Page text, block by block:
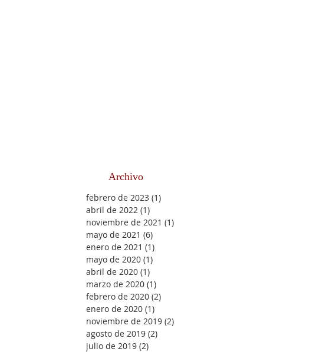
Archivo
febrero de 2023 (1)
abril de 2022 (1)
noviembre de 2021 (1)
mayo de 2021 (6)
enero de 2021 (1)
mayo de 2020 (1)
abril de 2020 (1)
marzo de 2020 (1)
febrero de 2020 (2)
enero de 2020 (1)
noviembre de 2019 (2)
agosto de 2019 (2)
julio de 2019 (2)